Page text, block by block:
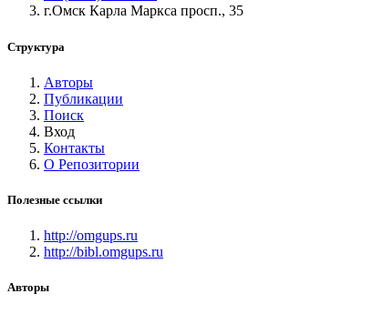
г.Омск Карла Маркса просп., 35
Структура
Авторы
Публикации
Поиск
Вход
Контакты
О Репозитории
Полезные ссылки
http://omgups.ru
http://bibl.omgups.ru
Авторы